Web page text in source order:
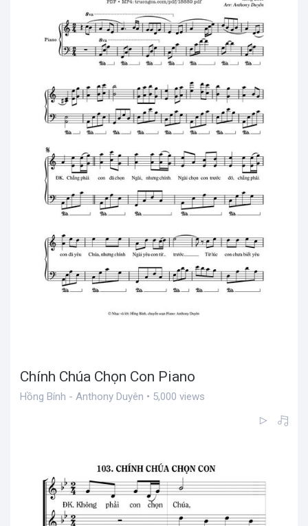
Chính Chúa Chọn Con Piano
Hồng Bính - Anthony Duyên • 5,000 views